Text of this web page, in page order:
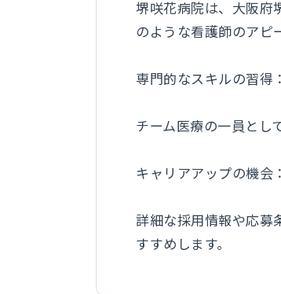
堺咲花病院は、大阪府
のような看護師のアピ
専門的なスキルの習得
チーム医療の一員とし
キャリアアップの機会
詳細な採用情報や応募
すすめします。